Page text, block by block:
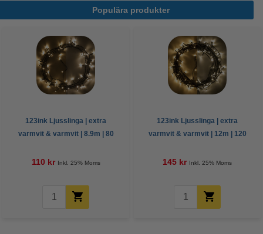
Populära produkter
123ink Ljusslinga | extra
varmvit & varmvit | 8.9m | 80
110 kr Inkl. 25% Moms
123ink Ljusslinga | extra
varmvit & varmvit | 12m | 120
145 kr Inkl. 25% Moms